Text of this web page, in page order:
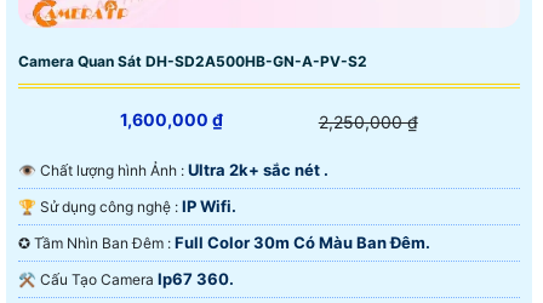
Camera Quan Sát DH-SD2A500HB-GN-A-PV-S2
1,600,000 ₫ 2,250,000 ₫
👁 Chất lượng hình Ảnh : Ultra 2k+ sắc nét .
🏆 Sử dụng công nghệ : IP Wifi.
✪ Tầm Nhìn Ban Đêm : Full Color 30m Có Màu Ban Đêm.
⚒ Cấu Tạo Camera Ip67 360.